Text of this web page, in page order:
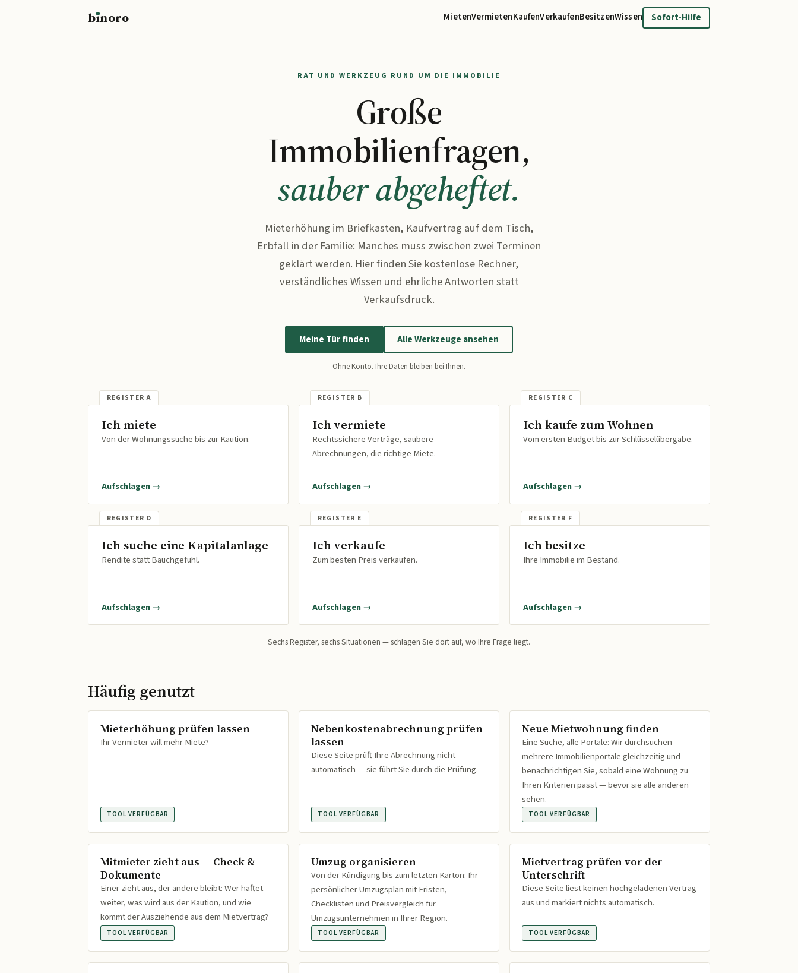
bınoro MietenVermietenKaufenVerkaufenBesitzenWissen Sofort-Hilfe
RAT UND WERKZEUG RUND UM DIE IMMOBILIE
Große
Immobilienfragen,
sauber abgeheftet.
Mieterhöhung im Briefkasten, Kaufvertrag auf dem Tisch,
Erbfall in der Familie: Manches muss zwischen zwei Terminen
geklärt werden. Hier finden Sie kostenlose Rechner,
verständliches Wissen und ehrliche Antworten statt
Verkaufsdruck.
Meine Tür finden Alle Werkzeuge ansehen
Ohne Konto. Ihre Daten bleiben bei Ihnen.
Ich miete
Von der Wohnungssuche bis zur Kaution.
Aufschlagen →
Ich vermiete
Rechtssichere Verträge, saubere
Abrechnungen, die richtige Miete.
Aufschlagen →
Ich kaufe zum Wohnen
Vom ersten Budget bis zur Schlüsselübergabe.
Aufschlagen →
Ich suche eine Kapitalanlage
Rendite statt Bauchgefühl.
Aufschlagen →
Ich verkaufe
Zum besten Preis verkaufen.
Aufschlagen →
Ich besitze
Ihre Immobilie im Bestand.
Aufschlagen →
Sechs Register, sechs Situationen — schlagen Sie dort auf, wo Ihre Frage liegt.
Häufig genutzt
Mieterhöhung prüfen lassen
Ihr Vermieter will mehr Miete?
TOOL VERFÜGBAR
Nebenkostenabrechnung prüfen
lassen
Diese Seite prüft Ihre Abrechnung nicht
automatisch — sie führt Sie durch die Prüfung.
TOOL VERFÜGBAR
Neue Mietwohnung finden
Eine Suche, alle Portale: Wir durchsuchen
mehrere Immobilienportale gleichzeitig und
benachrichtigen Sie, sobald eine Wohnung zu
Ihren Kriterien passt — bevor sie alle anderen
sehen.
TOOL VERFÜGBAR
Mitmieter zieht aus — Check &
Dokumente
Einer zieht aus, der andere bleibt: Wer haftet
weiter, was wird aus der Kaution, und wie
kommt der Ausziehende aus dem Mietvertrag?
TOOL VERFÜGBAR
Umzug organisieren
Von der Kündigung bis zum letzten Karton: Ihr
persönlicher Umzugsplan mit Fristen,
Checklisten und Preisvergleich für
Umzugsunternehmen in Ihrer Region.
TOOL VERFÜGBAR
Mietvertrag prüfen vor der
Unterschrift
Diese Seite liest keinen hochgeladenen Vertrag
aus und markiert nichts automatisch.
TOOL VERFÜGBAR